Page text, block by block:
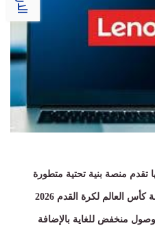
تقدم منصة بنية تحتية متطورة
كأس العالم لكرة القدم 2026
منخفض للغاية بالإضافة